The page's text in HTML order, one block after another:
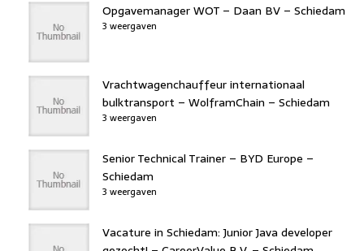
Opgavemanager WOT – Daan BV – Schiedam
3 weergaven
Vrachtwagenchauffeur internationaal
bulktransport – WolframChain – Schiedam
3 weergaven
Senior Technical Trainer – BYD Europe –
Schiedam
3 weergaven
Vacature in Schiedam: Junior Java developer